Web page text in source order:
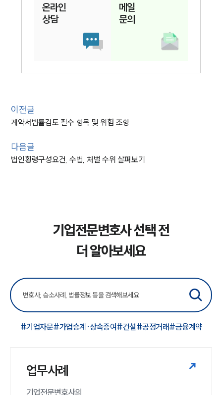
온라인
상담
메일
문의
이전글
계약서법률검토 필수 항목 및 위험 조항
다음글
법인횡령구성요건, 수법, 처벌 수위 살펴보기
기업전문변호사 선택 전
더 알아보세요
#기업자문#가업승계·상속증여#건설#공정거래#금융계약
업무사례
기업전문변호사의